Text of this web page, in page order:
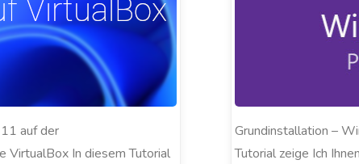
auf der
VirtualBox In diesem Tutorial
Grundinstallation –
Tutorial zeige Ich